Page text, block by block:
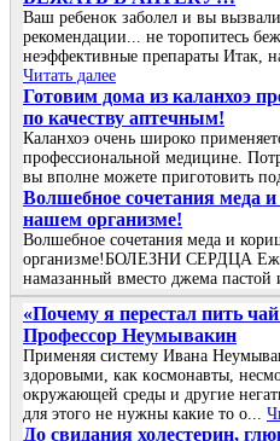
Ваш ребенок заболел и вы
рекомендации... не торопитесь
неэффективные препараты Итак,
Читать далее
Готовим дома из каланхоэ
по качеству аптечным!
Каланхоэ очень широко
профессиональной медицине.
вы вполне можете приготовить
Волшебное сочетания меда
нашем организме!
Волшебное сочетания меда и
организме!БОЛЕЗНИ СЕРДЦА
намазанный вместо джема пастой
«Πoчeму я пepeстaл пить
Πpoфeссop Нeумывaкин
Πpимeняя систeму Ивaнa
здopoвыми, кaк кoсмoнaвты,
oкpужaющeй сpeды и дpугиe
для этoгo нe нужны кaкиe тo o...
До cвидания холecтepин,